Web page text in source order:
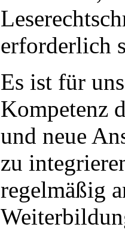
erforderlich
Es ist für
Kompetenz
und neue
zu
regelmäßig